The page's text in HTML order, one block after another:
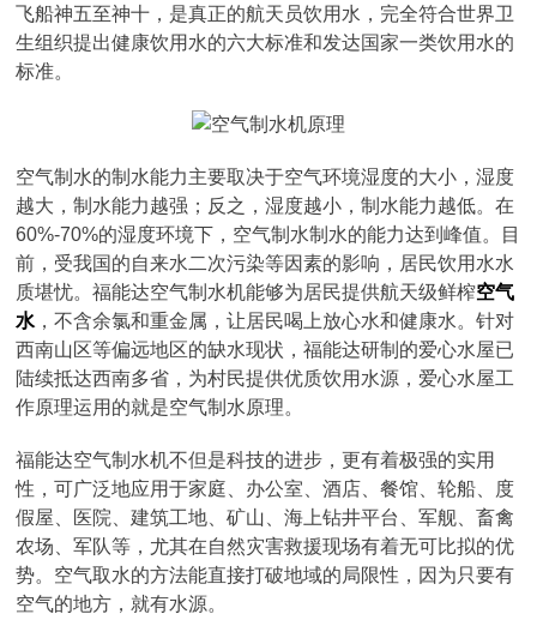
飞船神五至神十，是真正的航天员饮用水，完全符合世界卫
生组织提出健康饮用水的六大标准和发达国家一类饮用水的
标准。
空气制水的制水能力主要取决于空气环境湿度的大小，湿度
越大，制水能力越强；反之，湿度越小，制水能力越低。在
60%-70%的湿度环境下，空气制水制水的能力达到峰值。目
前，受我国的自来水二次污染等因素的影响，居民饮用水水
质堪忧。福能达空气制水机能够为居民提供航天级鲜榨空气
水 ，不含余氯和重金属，让居民喝上放心水和健康水。针对
西南山区等偏远地区的缺水现状，福能达研制的爱心水屋已
陆续抵达西南多省，为村民提供优质饮用水源，爱心水屋工
作原理运用的就是空气制水原理。
福能达空气制水机不但是科技的进步，更有着极强的实用
性，可广泛地应用于家庭、办公室、酒店、餐馆、轮船、度
假屋、医院、建筑工地、矿山、海上钻井平台、军舰、畜禽
农场、军队等，尤其在自然灾害救援现场有着无可比拟的优
势。空气取水的方法能直接打破地域的局限性，因为只要有
空气的地方，就有水源。